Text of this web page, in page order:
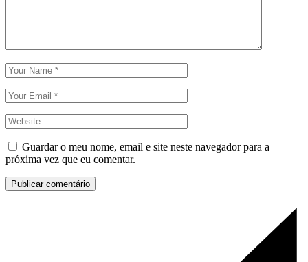
Guardar o meu nome, email e site neste navegador para a
próxima vez que eu comentar.
Publicar comentário